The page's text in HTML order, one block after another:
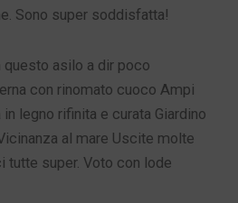
Sono super soddisfatta!
questo asilo a dir poco
con rinomato cuoco Ampi
legno rifinita e curata Giardino
al mare Uscite molte
tutte super. Voto con lode